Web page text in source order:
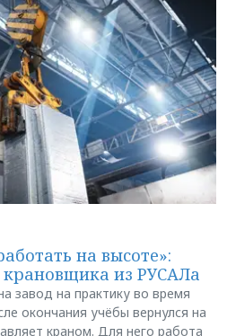
на высоте»:
крановщика из РУСАЛа
завод на практику во время
окончания учёбы вернулся на
краном. Для него работа